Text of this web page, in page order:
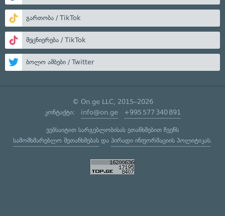
გართობა / TikTok
მეცნიერება / TikTok
ბოლო ამბები / Twitter
© On.ge LLC, 2015–2026
კონტაქტი: info@on.ge +995 577 340 891
ვებსაიტით სარგებლობისას ეთანხმებით ჩვენს
სამომხმარებლო შეთანხმებასდა პირადი ინფორმაციის პოლიტიკას.